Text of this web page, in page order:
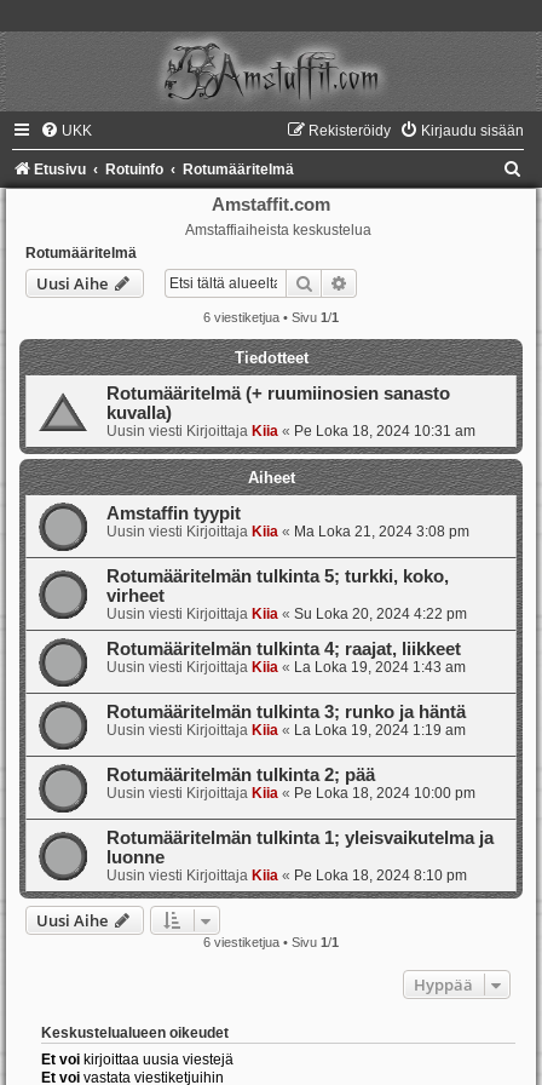
UKK Kirjaudu sisään
Rekisteröidy
Etusivu Rotuinfo Rotumääritelmä
Amstaffit.com
Amstaffiaiheista keskustelua
Rotumääritelmä
Uusi Aihe Etsi
6 viestiketjua • Sivu 1/1
Tiedotteet
Rotumääritelmä (+ ruumiinosien sanasto
kuvalla)
Uusin viesti Kirjoittaja Kiia « Pe Loka 18, 2024 10:31 am
Aiheet
Amstaffin tyypit
Uusin viesti Kirjoittaja Kiia « Ma Loka 21, 2024 3:08 pm
Rotumääritelmän tulkinta 5; turkki, koko,
virheet
Uusin viesti Kirjoittaja Kiia « Su Loka 20, 2024 4:22 pm
Rotumääritelmän tulkinta 4; raajat, liikkeet
Uusin viesti Kirjoittaja Kiia « La Loka 19, 2024 1:43 am
Rotumääritelmän tulkinta 3; runko ja häntä
Uusin viesti Kirjoittaja Kiia « La Loka 19, 2024 1:19 am
Rotumääritelmän tulkinta 2; pää
Uusin viesti Kirjoittaja Kiia « Pe Loka 18, 2024 10:00 pm
Rotumääritelmän tulkinta 1; yleisvaikutelma ja
luonne
Uusin viesti Kirjoittaja Kiia « Pe Loka 18, 2024 8:10 pm
Uusi Aihe
6 viestiketjua • Sivu 1/1
Hyppää
Keskustelualueen oikeudet
Et voi kirjoittaa uusia viestejä
Et voi vastata viestiketjuihin